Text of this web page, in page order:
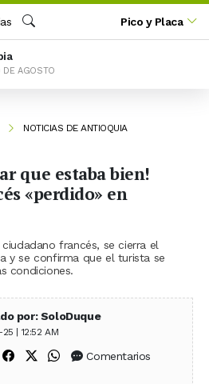
Buscar
Pico y Placa
DE AGOSTO
NOTICIAS DE ANTIOQUIA
que estaba bien!
«perdido» en
francés, se cierra el
y se confirma que el turista se
condiciones.
por: SoloDuque
| 12:52 AM
Compartir en Facebook
Compartir en X (Twitter)
Compartir en WhatsApp
Comentarios